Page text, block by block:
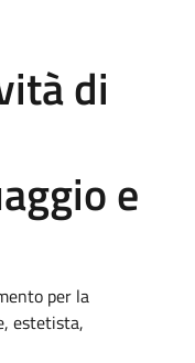
di
e
per la
estetista,